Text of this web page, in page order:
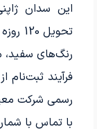
رنگ‌های سفید،
با تماس با شماره ۰۲۱۴۸۵۹ امکان‌پذیر